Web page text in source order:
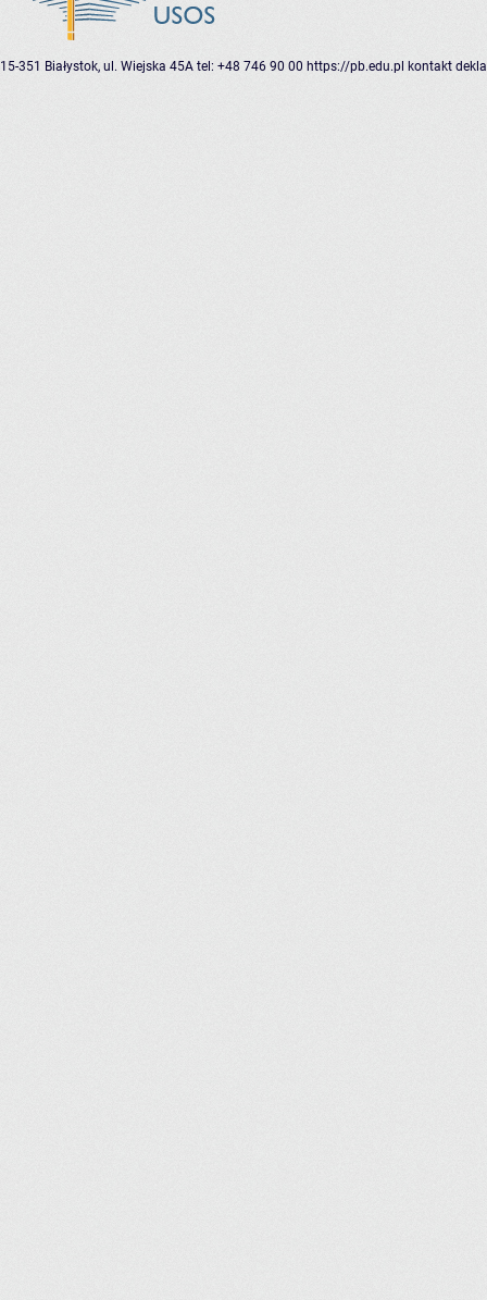
15-351 Białystok, ul. Wiejska 45A tel: +48 746 90 00 https://pb.edu.pl kontakt